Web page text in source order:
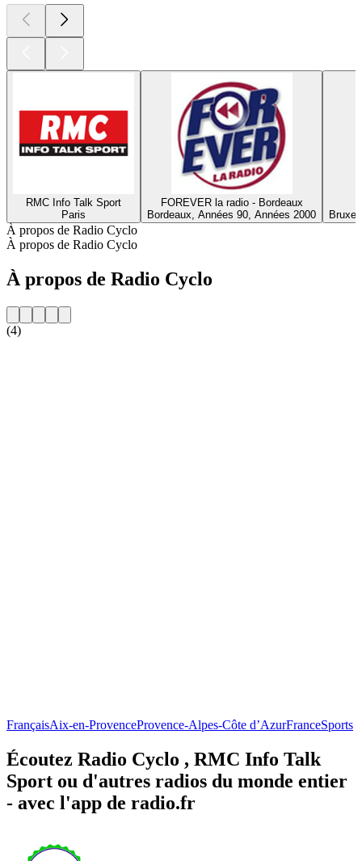
RMC Info Talk Sport
Paris
FOREVER la radio - Bordeaux
Bordeaux, Années 90, Années 2000
À propos de Radio Cyclo
À propos de Radio Cyclo
À propos de Radio Cyclo
(4)
FrançaisAix-en-ProvenceProvence-Alpes-Côte d’AzurFranceSports
Écoutez Radio Cyclo , RMC Info Talk
Sport ou d'autres radios du monde entier
- avec l'app de radio.fr